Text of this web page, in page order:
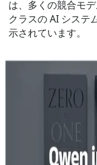
は、多くの競合モ
クラスの AI システ
示されています。
Qwen Image 2.0
Qwen
マーク & 実